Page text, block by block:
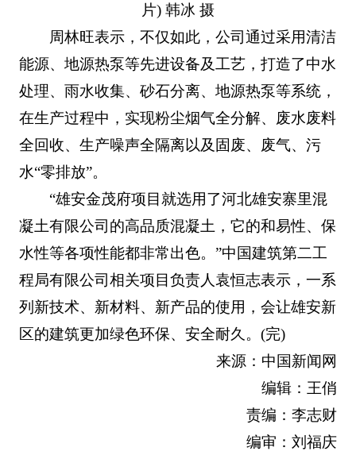
片) 韩冰 摄
周林旺表示，不仅如此，公司通过采用清洁
能源、地源热泵等先进设备及工艺，打造了中水
处理、雨水收集、砂石分离、地源热泵等系统，
在生产过程中，实现粉尘烟气全分解、废水废料
全回收、生产噪声全隔离以及固废、废气、污
水“零排放”。
“雄安金茂府项目就选用了河北雄安寨里混
凝土有限公司的高品质混凝土，它的和易性、保
水性等各项性能都非常出色。”中国建筑第二工
程局有限公司相关项目负责人袁恒志表示，一系
列新技术、新材料、新产品的使用，会让雄安新
区的建筑更加绿色环保、安全耐久。(完)
来源：中国新闻网
编辑：王俏
责编：李志财
编审：刘福庆